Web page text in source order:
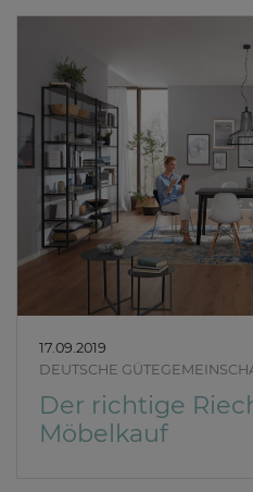
17.09.2019
DEUTSCHE
Der richtige
Möbelkauf